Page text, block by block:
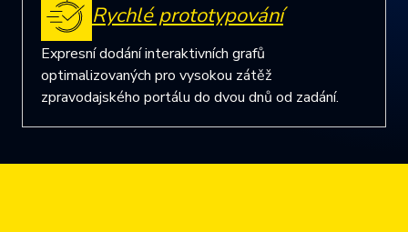
Rychlé prototypování
Expresní dodání interaktivních grafů
optimalizovaných pro vysokou zátěž
zpravodajského portálu do dvou dnů od zadání.